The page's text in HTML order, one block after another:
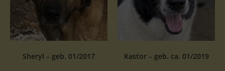
Sheryl – geb. 01/2017 Kastor – geb. ca. 01/2019